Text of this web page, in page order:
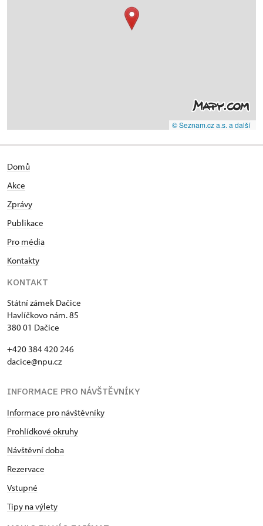
© Seznam.cz a.s. a další
Domů
Akce
Zprávy
Publikace
Pro média
Kontakty
KONTAKT
Státní zámek Dačice
Havlíčkovo nám. 85
380 01 Dačice
+420 384 420 246
dacice@npu.cz
INFORMACE PRO NÁVŠTĚVNÍKY
Informace pro návštěvníky
Prohlídkové okruhy
Návštěvní doba
Rezervace
Vstupné
Tipy na výlety